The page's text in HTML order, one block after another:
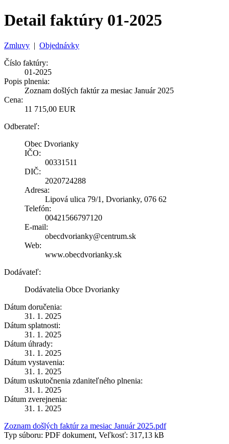
Detail faktúry 01-2025
Zmluvy | Objednávky
Číslo faktúry:
01-2025
Popis plnenia:
Zoznam došlých faktúr za mesiac Január 2025
Cena:
11 715,00 EUR
Odberateľ:
Obec Dvorianky
IČO:
00331511
DIČ:
2020724288
Adresa:
Lipová ulica 79/1, Dvorianky, 076 62
Telefón:
00421566797120
E-mail:
obecdvorianky@centrum.sk
Web:
www.obecdvorianky.sk
Dodávateľ:
Dodávatelia Obce Dvorianky
Dátum doručenia:
31. 1. 2025
Dátum splatnosti:
31. 1. 2025
Dátum úhrady:
31. 1. 2025
Dátum vystavenia:
31. 1. 2025
Dátum uskutočnenia zdaniteľného plnenia:
31. 1. 2025
Dátum zverejnenia:
31. 1. 2025
Zoznam došlých faktúr za mesiac Január 2025.pdf
Typ súboru: PDF dokument, Veľkosť: 317,13 kB